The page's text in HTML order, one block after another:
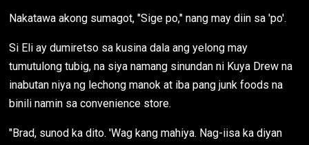
Nakatawa akong sumagot, "Sige po," nang may diin sa 'po'.
Si Eli ay dumiretso sa kusina dala ang yelong may
tumutulong tubig, na siya namang sinundan ni Kuya Drew na
inabutan niya ng lechong manok at iba pang junk foods na
binili namin sa convenience store.
"Brad, sunod ka dito. 'Wag kang mahiya. Nag-iisa ka diyan